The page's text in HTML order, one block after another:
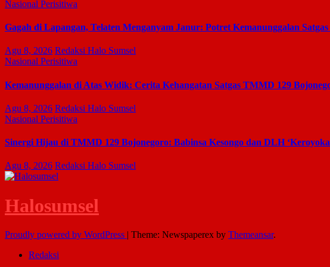
Nasional Perisitiwa
Gagah di Lapangan, Telaten Menganyam Janur: Potret Kemanunggalan
Agu 8, 2026 Redaksi Halo Sumsel
Nasional Perisitiwa
Kemanunggalan di Atas Widik: Cerita Kehangatan Satgas TMMD 129
Agu 8, 2026 Redaksi Halo Sumsel
Nasional Perisitiwa
Sinergi Hijau di TMMD 129 Bojonegoro: Babinsa Kesongo dan DLH
Agu 8, 2026 Redaksi Halo Sumsel
Halosumsel
Proudly powered by WordPress | Theme: Newspaperex by Themeansar.
Redaksi